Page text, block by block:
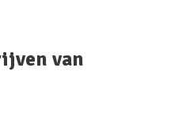
van